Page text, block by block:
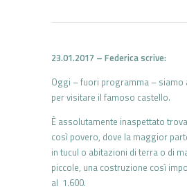
23.01.2017 – Federica scrive:
Oggi – fuori programma – siamo
per visitare il famoso castello.
È assolutamente inaspettato
così povero, dove la maggior
in tucul o abitazioni di terra o di
piccole, una costruzione così
al 1.600.